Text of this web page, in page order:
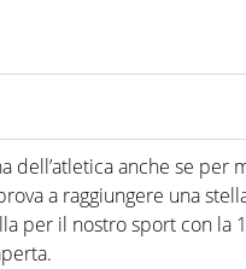
non hanno segreti:
notizia dove altri non
dell’atletica anche se per
a raggiungere una
per il nostro sport con la